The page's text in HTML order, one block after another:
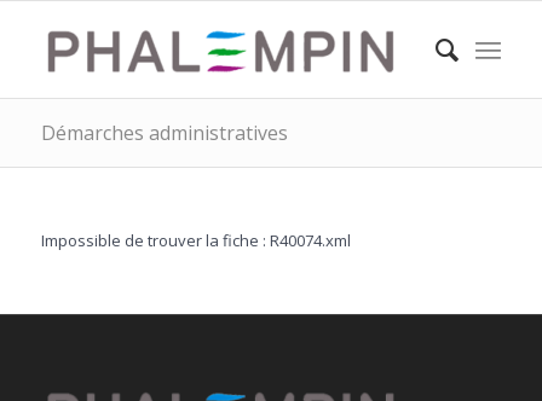
Démarches administratives
Impossible de trouver la fiche : R40074.xml